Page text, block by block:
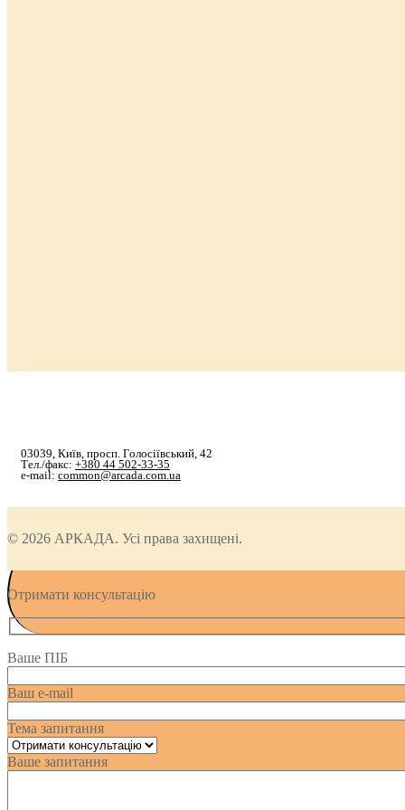
03039, Київ, просп. Голосіївський, 42
Тел./факс: +380 44 502-33-35
e-mail: common@arcada.com.ua
© 2026 АРКАДА. Усі права захищені.
Отримати консультацію
Ваше ПІБ
Ваш e-mail
Тема запитання
Ваше запитання